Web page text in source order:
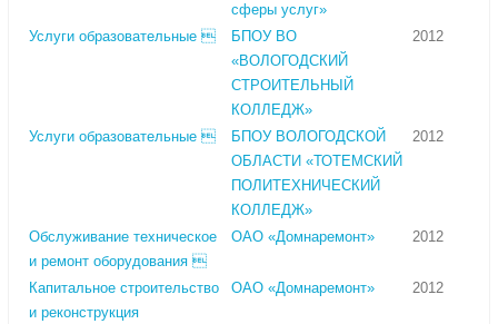
сферы услуг»
Услуги образовательные 
БПОУ ВО
«ВОЛОГОДСКИЙ
СТРОИТЕЛЬНЫЙ
КОЛЛЕДЖ»
2012
Услуги образовательные 
БПОУ ВОЛОГОДСКОЙ
ОБЛАСТИ «ТОТЕМСКИЙ
ПОЛИТЕХНИЧЕСКИЙ
КОЛЛЕДЖ»
2012
Обслуживание техническое
и ремонт оборудования 
ОАО «Домнаремонт» 2012
Капитальное строительство
и реконструкция
ОАО «Домнаремонт» 2012